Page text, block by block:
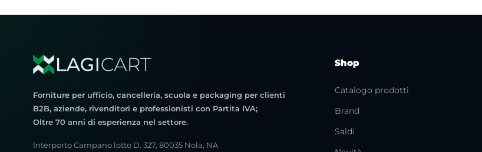
Forniture per ufficio, cancelleria, scuola e packaging per clienti
B2B, aziende, rivenditori e professionisti con Partita IVA;
Oltre 70 anni di esperienza nel settore.
Interporto Campano lotto D. 327, 80035 Nola, NA
Shop
Catalogo prodotti
Brand
Saldi